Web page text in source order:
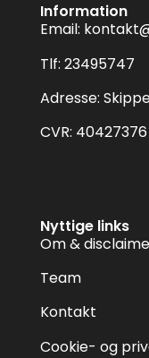
Information
Email:
Tlf: 23495747
Adresse:
CVR: 40427376
Nyttige links
Om &
Team
Kontakt
Cookie- og